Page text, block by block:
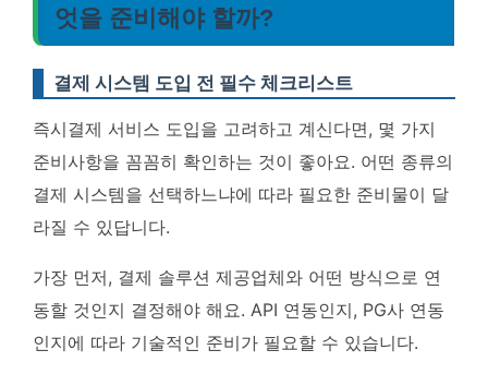
엇을 준비해야 할까?
결제 시스템 도입 전 필수 체크리스트
즉시결제 서비스 도입을 고려하고 계신다면, 몇 가지
준비사항을 꼼꼼히 확인하는 것이 좋아요. 어떤 종류의
결제 시스템을 선택하느냐에 따라 필요한 준비물이 달
라질 수 있답니다.
가장 먼저, 결제 솔루션 제공업체와 어떤 방식으로 연
동할 것인지 결정해야 해요. API 연동인지, PG사 연동
인지에 따라 기술적인 준비가 필요할 수 있습니다.